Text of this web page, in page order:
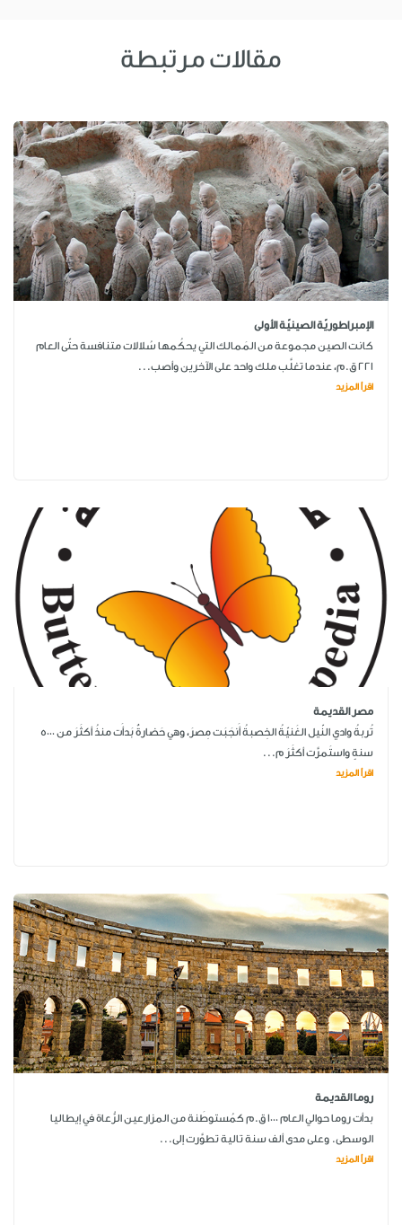
مقالات مرتبطة
الإمبراطوريّة الصينيّة الأولى
كانت الصين مجموعة من المَمالك التي يحكُمها سُلالات متنافسة حتّى العام
221 ق.م، عندما تغلَّب ملك واحد على الآخرين وأصب...
اقرأ المزيد
مصر القديمة
تُربةُ وادي النّيل الغَنيّةُ الخِصبةُ أَنجَبَت مِصرَ، وهي حَضارةٌ بَدأَت منذُ أكثَرَ من 5000
سنةٍ واستَمرَّت أكثَرَ م...
اقرأ المزيد
روما القديمة
بدأت روما حوالي العام 1000 ق.م كمُستوطَنة من المزارعين الرُّعاة في إيطاليا
الوسطى. وعلى مدى ألف سنة تالية تطوَّرت إلى...
اقرأ المزيد